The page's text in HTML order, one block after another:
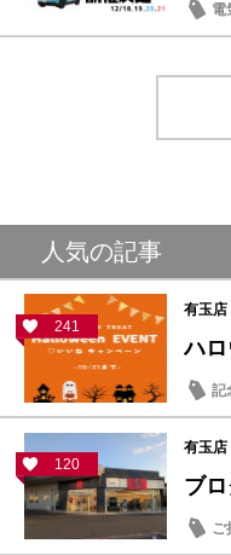
電
店
人気の記事
241
有玉店
ハ
記
120
有玉店
ブ
ご